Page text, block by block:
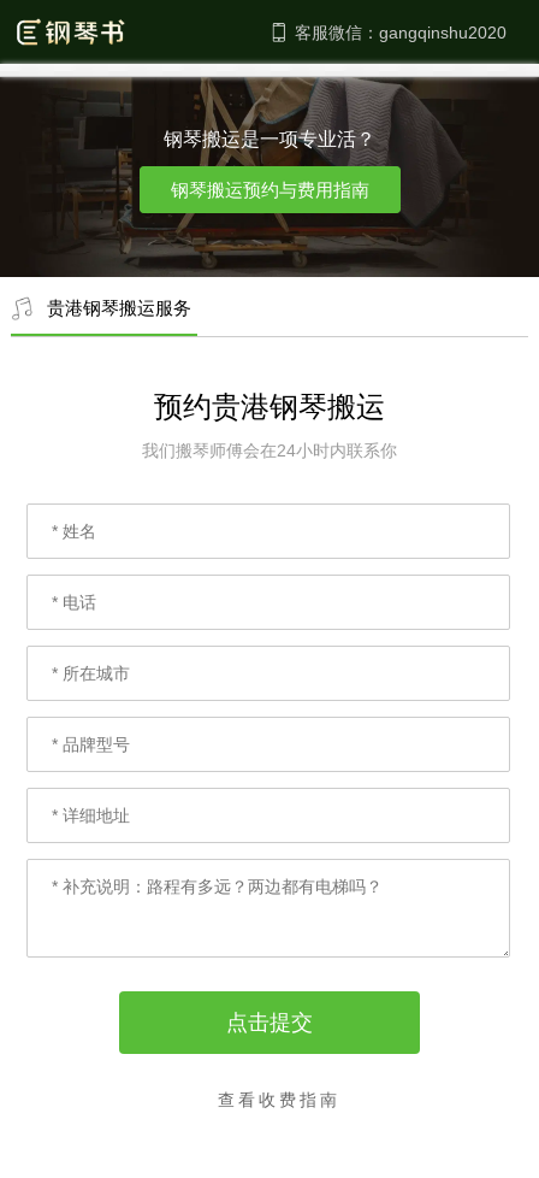
客服微信：
钢琴搬运是一项专业活？
钢琴搬运预约与费用指南
贵港钢琴搬运服务
预约贵港钢琴搬运
我们搬琴师傅会在24小时内联系你
查看收费指南